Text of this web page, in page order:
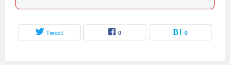
Tweet 0 0